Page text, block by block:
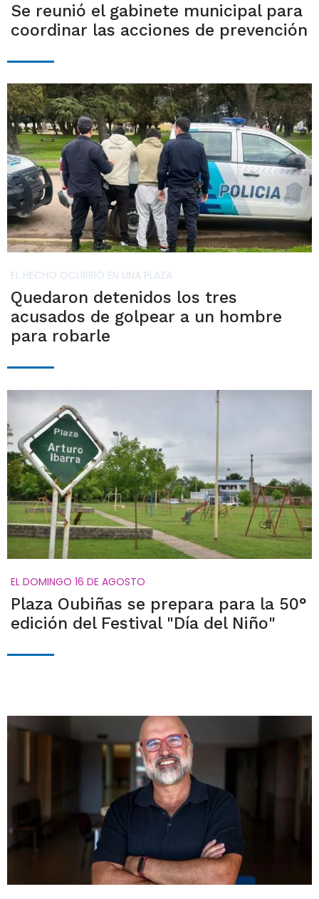
Se reunió el gabinete municipal para
coordinar las acciones de prevención
EL HECHO OCURRIÓ EN UNA PLAZA
Quedaron detenidos los tres
acusados de golpear a un hombre
para robarle
EL DOMINGO 16 DE AGOSTO
Plaza Oubiñas se prepara para la 50°
edición del Festival "Día del Niño"